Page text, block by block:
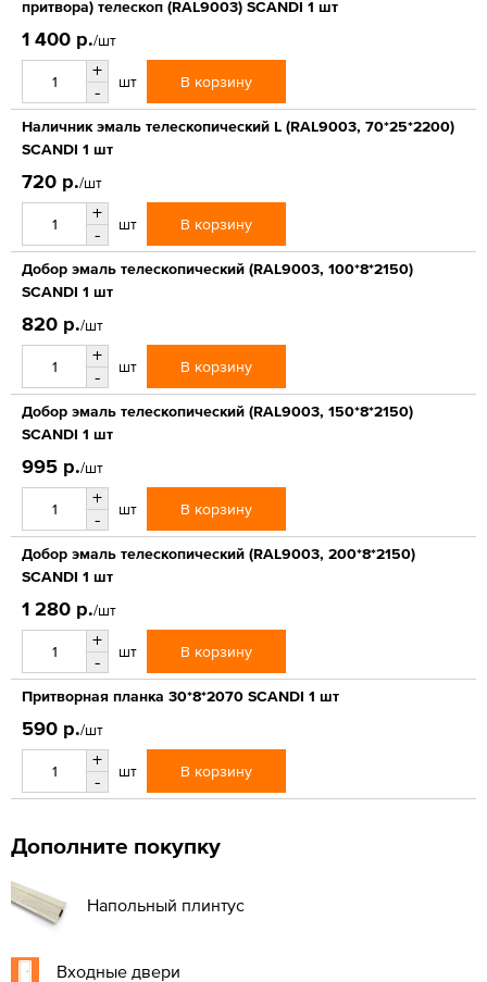
притвора) телескоп (RAL9003) SCANDI 1 шт
1 400 р./шт
+
-
шт В корзину
Наличник эмаль телескопический L (RAL9003, 70*25*2200)
SCANDI 1 шт
720 р./шт
+
-
шт В корзину
Добор эмаль телескопический (RAL9003, 100*8*2150)
SCANDI 1 шт
820 р./шт
+
-
шт В корзину
Добор эмаль телескопический (RAL9003, 150*8*2150)
SCANDI 1 шт
995 р./шт
+
-
шт В корзину
Добор эмаль телескопический (RAL9003, 200*8*2150)
SCANDI 1 шт
1 280 р./шт
+
-
шт В корзину
Притворная планка 30*8*2070 SCANDI 1 шт
590 р./шт
+
-
шт В корзину
Дополните покупку
Напольный плинтус
Входные двери